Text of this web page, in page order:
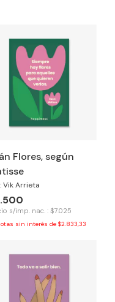
Flores, según
Vik Arrieta
s/imp. nac. : $7.025
sin interés de $2.833,33